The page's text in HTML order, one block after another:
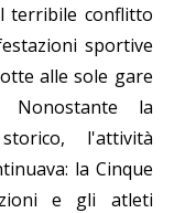
terribile conflitto
sportive
alle sole gare
Nonostante la
l'attività
la Cinque
e gli atleti